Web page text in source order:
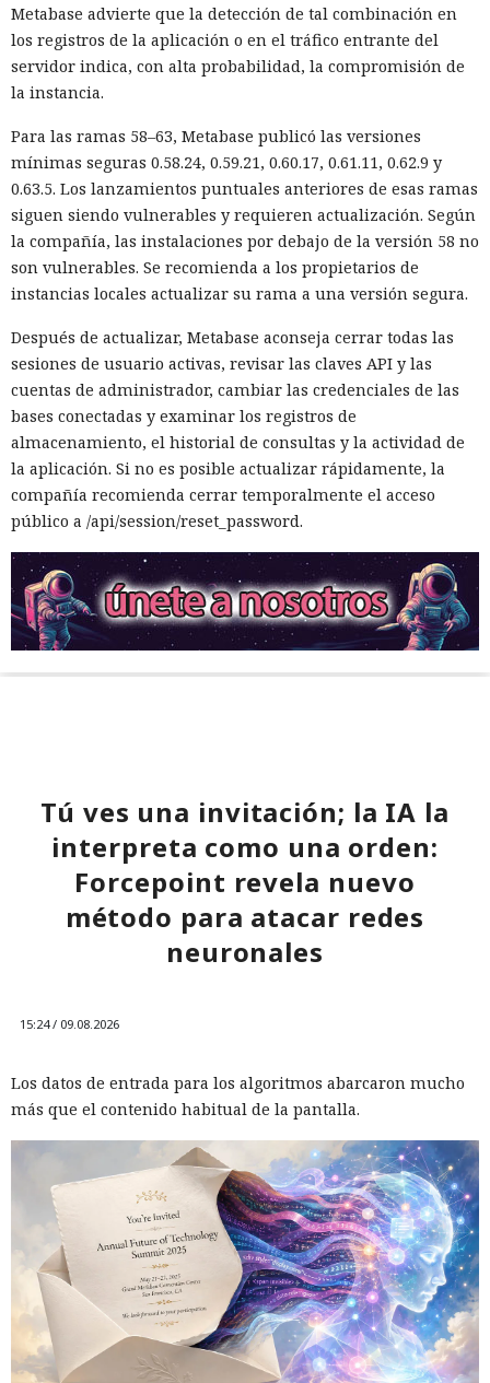
Metabase advierte que la detección de tal combinación en
los registros de la aplicación o en el tráfico entrante del
servidor indica, con alta probabilidad, la compromisión de
la instancia.
Para las ramas 58–63, Metabase publicó las versiones
mínimas seguras 0.58.24, 0.59.21, 0.60.17, 0.61.11, 0.62.9 y
0.63.5. Los lanzamientos puntuales anteriores de esas ramas
siguen siendo vulnerables y requieren actualización. Según
la compañía, las instalaciones por debajo de la versión 58 no
son vulnerables. Se recomienda a los propietarios de
instancias locales actualizar su rama a una versión segura.
Después de actualizar, Metabase aconseja cerrar todas las
sesiones de usuario activas, revisar las claves API y las
cuentas de administrador, cambiar las credenciales de las
bases conectadas y examinar los registros de
almacenamiento, el historial de consultas y la actividad de
la aplicación. Si no es posible actualizar rápidamente, la
compañía recomienda cerrar temporalmente el acceso
público a /api/session/reset_password.
Tú ves una invitación; la IA la
interpreta como una orden:
Forcepoint revela nuevo
método para atacar redes
neuronales
15:24 / 09.08.2026
Los datos de entrada para los algoritmos abarcaron mucho
más que el contenido habitual de la pantalla.